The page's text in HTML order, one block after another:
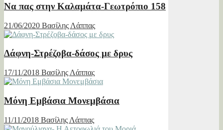
Να πας στην Καλαμάτα-Γεωτρόπιο 158
21/06/2020 Βασίλης Λάππας
Δάφνη-Στρέζοβα-δάσος με δρυς
17/11/2018 Βασίλης Λάππας
Μόνη Εμβάσια Μονεμβάσια
11/11/2018 Βασίλης Λάππας